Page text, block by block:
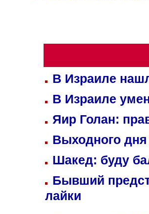
В Израиле
В Израиле
Яир Голан:
Выходного
Шакед: буду
Бывший
лайки